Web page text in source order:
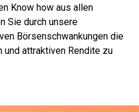
Know how aus allen
Sie durch unsere
Börsenschwankungen die
und attraktiven Rendite zu